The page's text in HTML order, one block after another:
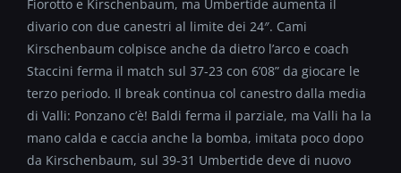
Fiorotto e Kirschenbaum, ma Umbertide aumenta il
divario con due canestri al limite dei 24″. Cami
Kirschenbaum colpisce anche da dietro l’arco e coach
Staccini ferma il match sul 37-23 con 6’08” da giocare le
terzo periodo. Il break continua col canestro dalla media
di Valli: Ponzano c’è! Baldi ferma il parziale, ma Valli ha la
mano calda e caccia anche la bomba, imitata poco dopo
da Kirschenbaum, sul 39-31 Umbertide deve di nuovo